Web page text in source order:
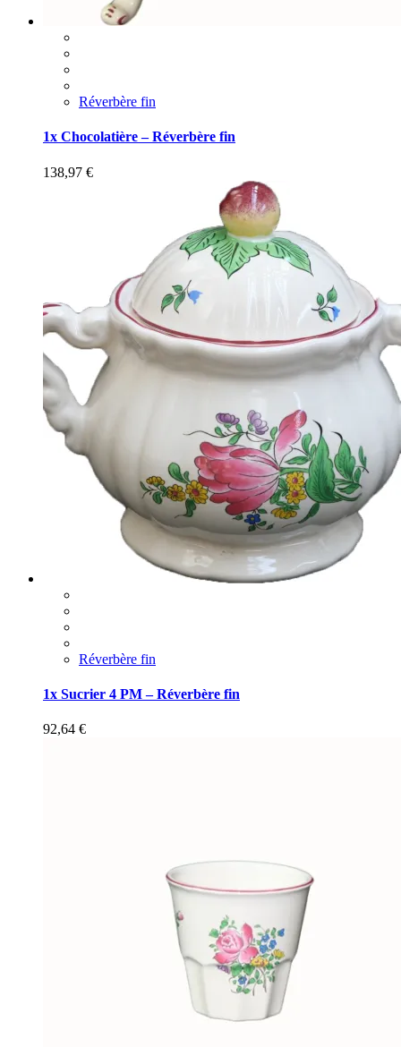
Réverbère fin
1x Chocolatière – Réverbère fin
138,97 €
Réverbère fin
1x Sucrier 4 PM – Réverbère fin
92,64 €